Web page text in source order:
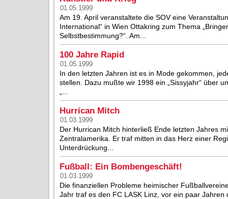
01.05.1999
Am 19. April veranstaltete die SOV eine
International“ in Wien Ottakring zum Thema
Selbstbestimmung?“. Am...
100 Jahre Rapid
01.05.1999
In den letzten Jahren ist es in Mode gekommen,
stellen. Dazu mußte wir 1998 ein „Sissyjahr“ über
Hurrican Mitch
01.03.1999
Der Hurrican Mitch hinterließ Ende letzten Jahres
Zentralamerika. Er traf mitten in das Herz einer
Unterdrückung...
Fußball: Ein Bombengeschäft!
01.03.1999
Die finanziellen Probleme heimischer
Jahr traf es den FC LASK Linz, vor ein paar